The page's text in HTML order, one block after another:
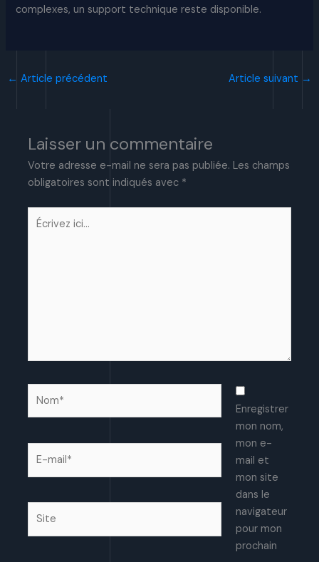
complexes, un support technique reste disponible.​
← Article précédent Article suivant →
Laisser un commentaire
Votre adresse e-mail ne sera pas publiée. Les champs
obligatoires sont indiqués avec *
Écrivez
ici…
mail*
Enregistrer
mon nom,
mon e-
mail et
mon site
dans le
navigateur
pour mon
prochain